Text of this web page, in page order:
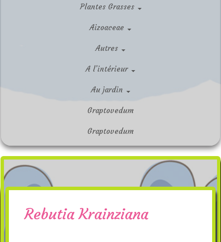
Plantes Grasses
Aizoaceae
Autres
A l’intérieur
Au jardin
Graptovedum
Graptovedum
Rebutia Krainziana